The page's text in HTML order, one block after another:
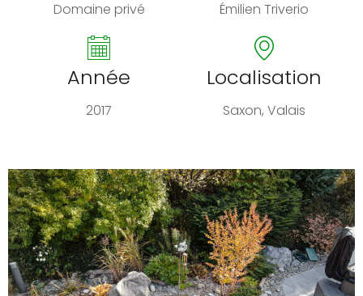
Domaine privé
Année
2017
Émilien Triverio
Localisation
Saxon, Valais